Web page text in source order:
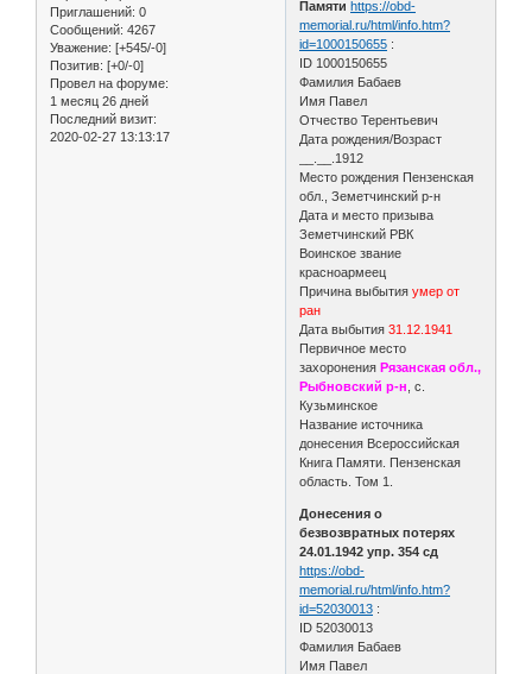
Приглашений: 0
Сообщений: 4267
Уважение: [+545/-0]
Позитив: [+0/-0]
Провел на форуме:
1 месяц 26 дней
Последний визит:
2020-02-27 13:13:17
Памяти https://obd-
memorial.ru/html/info.htm?
id=1000150655 :
ID 1000150655
Фамилия Бабаев
Имя Павел
Отчество Терентьевич
Дата рождения/Возраст
__.__.1912
Место рождения Пензенская
обл., Земетчинский р-н
Дата и место призыва
Земетчинский РВК
Воинское звание
красноармеец
Причина выбытияумер от
ран
Дата выбытия31.12.1941
Первичное место
захороненияРязанская обл.,
Рыбновский р-н , с.
Кузьминское
Название источника
донесения Всероссийская
Книга Памяти. Пензенская
область. Том 1.
Донесения о
безвозвратных потерях
24.01.1942 упр. 354 сд
https://obd-
memorial.ru/html/info.htm?
id=52030013 :
ID 52030013
Фамилия Бабаев
Имя Павел